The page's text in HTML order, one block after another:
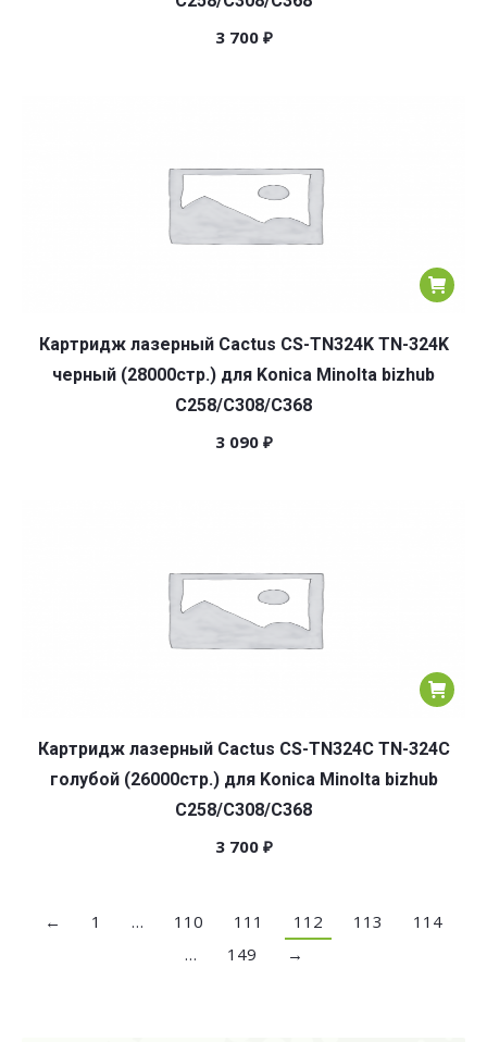
3 700 ₽
Картридж лазерный Cactus CS-TN324K TN-324K
черный (28000стр.) для Konica Minolta bizhub
C258/C308/C368
3 090 ₽
Картридж лазерный Cactus CS-TN324C TN-324C
голубой (26000стр.) для Konica Minolta bizhub
C258/C308/C368
3 700 ₽
← 1 … 110 111 112 113
114
…
149 →